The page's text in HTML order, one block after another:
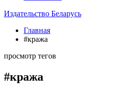
Издательство Беларусь
Главная
#кража
просмотр тегов
#кража